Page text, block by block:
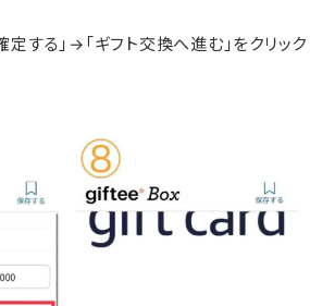
する」→「ギフト交換へ進む」をクリック